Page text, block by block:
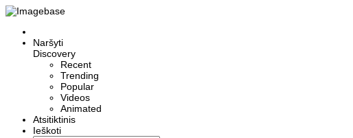
Naršyti
Discovery
Recent
Trending
Popular
Videos
Animated
Atsitiktinis
Ieškoti